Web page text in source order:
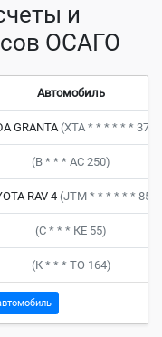
и
ОСАГО
Автомобиль
GRANTA (XTA * * * * * * 371)
(В * * * АС 250)
RAV 4 (JTM * * * * * * 850)
(С * * * КЕ 55)
(К * * * ТО 164)